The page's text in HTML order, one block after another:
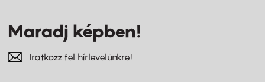
Maradj képben!
Iratkozz fel hírlevelünkre!